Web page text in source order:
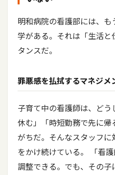
明和病院の看護部には、
学がある。それは「生活
タンスだ。
罪悪感を払拭するマネジメ
子育て中の看護師は、ど
休む」「時短勤務で先に
がちだ。そんなスタッフ
をかけ続けている。 「看
調整できる。でも、その